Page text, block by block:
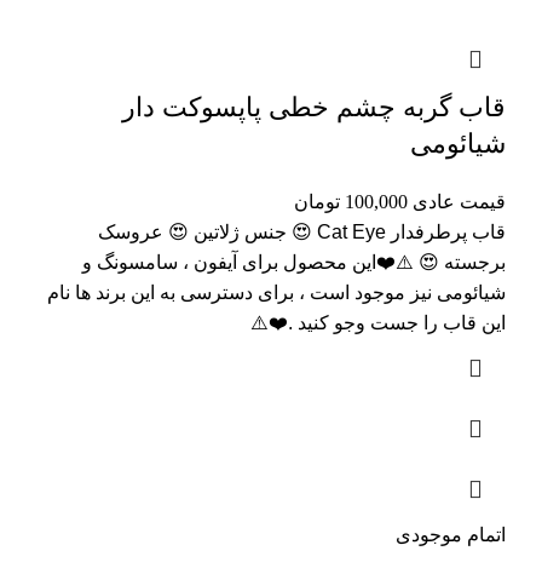
قاب گربه چشم خطی پاپسوکت دار
شیائومی
قیمت عادی 100,000 تومان
قاب پرطرفدار Cat Eye 😍 جنس ژلاتین 😍 عروسک
برجسته 😍 ⚠️❤️این محصول برای آیفون ، سامسونگ و
شیائومی نیز موجود است ، برای دسترسی به این برند ها نام
این قاب را جست وجو کنید .❤️⚠️
اتمام موجودی